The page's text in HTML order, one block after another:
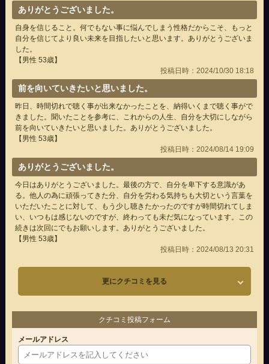
ありがとうございました。
自身を信じること。何でもない事に悩んでしまう性格だからこそ、もっと
自分を信じてより良い未来を目指したいと思います。ありがとうございま
した。
【男性 53歳】
投稿日時：2024/10/30 18:18
前を向いていきたいと思いました。
昨日、時間切れで聴く事が出来なかったことを、納得いくまで聴く事がで
きました。聞いたことを参考に、これからの人生、自分を大切にしながら
前を向いていきたいと思いました。ありがとうございました。
【男性 53歳】
投稿日時：2024/08/14 19:09
ありがとうございました。
今日はありがとうございました。最後の方で、自分を卑下する意識があ
る。他人の為に頑張ってきた分、自分を労わる気持ちも大切という言葉を
いただいたことに対して、もう少し聴きたかったのですが時間切れてしま
い、いつもは感じないのですが、終わっても未だ気になっています。この
続きは次回にでもお願いします。ありがとうございました。
【男性 53歳】
投稿日時：2024/08/13 20:31
更にクチコミを見る
クチコミ投稿フォーム
メールアドレス